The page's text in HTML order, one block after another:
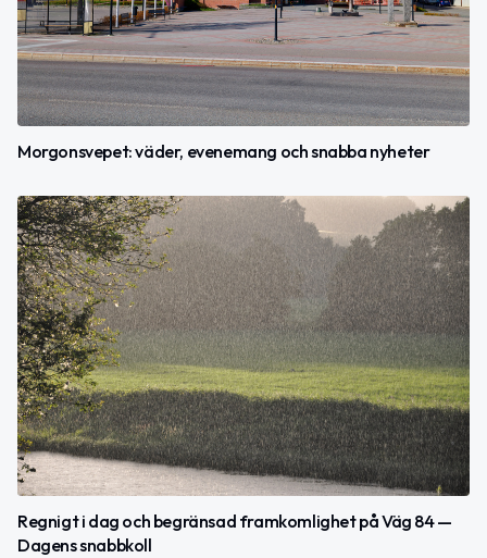
Morgonsvepet: väder, evenemang och snabba nyheter
Regnigt i dag och begränsad framkomlighet på Väg 84 —
Dagens snabbkoll